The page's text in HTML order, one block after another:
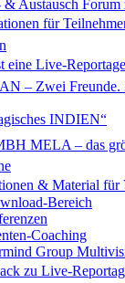
& Austausch Forum
für
eine Live-
– Zwei Freunde.
INDIEN“
MELA – das
& Material für
Bereich
Coaching
Group
zu Live-